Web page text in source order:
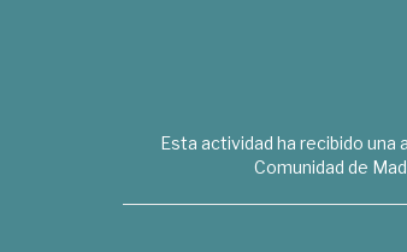
Esta actividad ha recibido una
Comunidad de